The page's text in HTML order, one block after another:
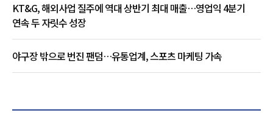
KT&G, 해외사업 질주에 역대 상반기 최대 매출…영업익 4분기
연속 두 자릿수 성장
야구장 밖으로 번진 팬덤…유통업계, 스포츠 마케팅 가속